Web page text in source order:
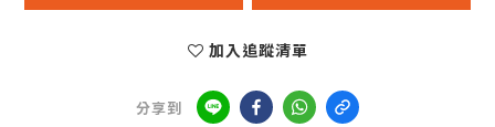
加入追蹤清單
分享到